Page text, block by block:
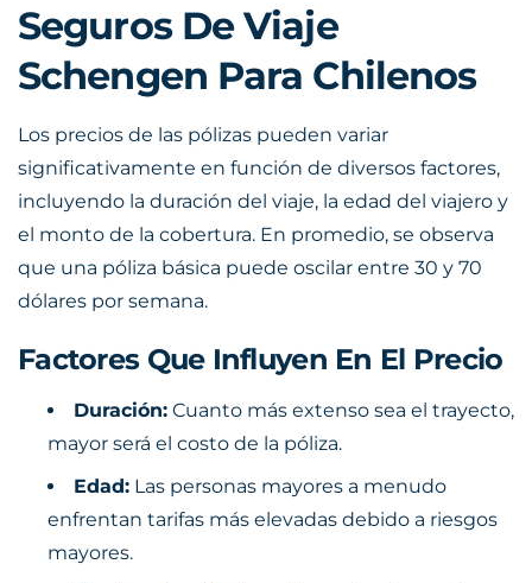
Seguros De Viaje
Schengen Para Chilenos
Los precios de las pólizas pueden variar
significativamente en función de diversos factores,
incluyendo la duración del viaje, la edad del viajero y
el monto de la cobertura. En promedio, se observa
que una póliza básica puede oscilar entre 30 y 70
dólares por semana.
Factores Que Influyen En El Precio
Duración: Cuanto más extenso sea el trayecto,
mayor será el costo de la póliza.
Edad: Las personas mayores a menudo
enfrentan tarifas más elevadas debido a riesgos
mayores.